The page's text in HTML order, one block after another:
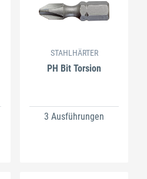
STAHLHÄRTER
PH Bit Torsion
3 Ausführungen